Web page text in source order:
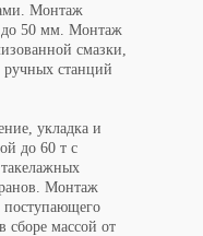
Монтаж
до 50 мм. Монтаж
смазки,
ручных станций
укладка и
до 60 т с
Монтаж
поступающего
сборе массой от